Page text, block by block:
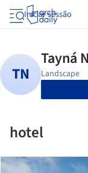
Iniciar sessão
hotel